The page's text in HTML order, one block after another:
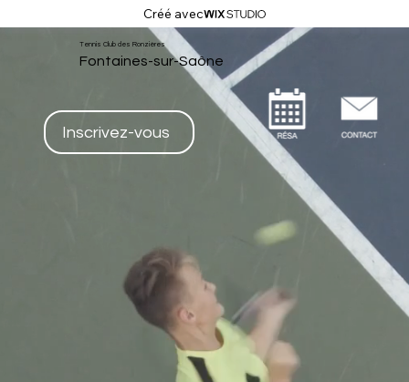
Créé avec
Tennis Club des Ronzières
Fontaines-sur-Saône
Inscrivez-vous